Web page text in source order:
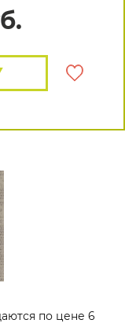
по цене 6